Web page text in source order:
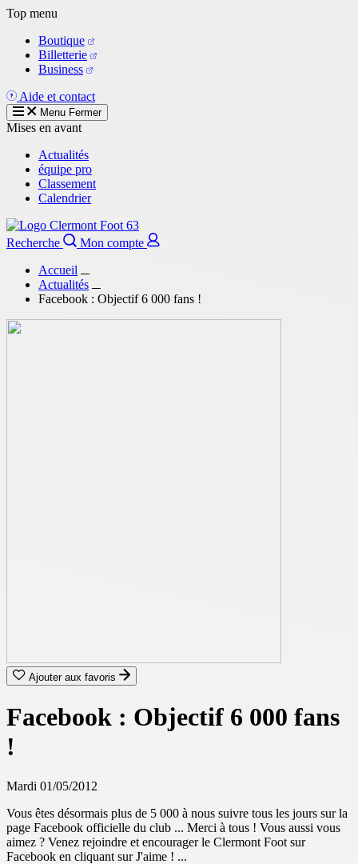
Aller
contenu
principal
Top menu
Boutique
Billetterie
Business
Aide et contact
Menu Fermer
Mises en avant
Actualités
équipe pro
Classement
Calendrier
Recherche
Mon compte
Accueil
Actualités
Facebook : Objectif 6 000 fans !
Ajouter aux favoris
Facebook : Objectif 6 000 fans
!
Mardi 01/05/2012
Vous êtes désormais plus de 5 000 à nous suivre tous les jours sur la
page Facebook officielle du club ... Merci à tous ! Vous aussi vous
aimez ? Venez rejoindre et encourager le Clermont Foot sur
Facebook en cliquant sur J'aime ! ...